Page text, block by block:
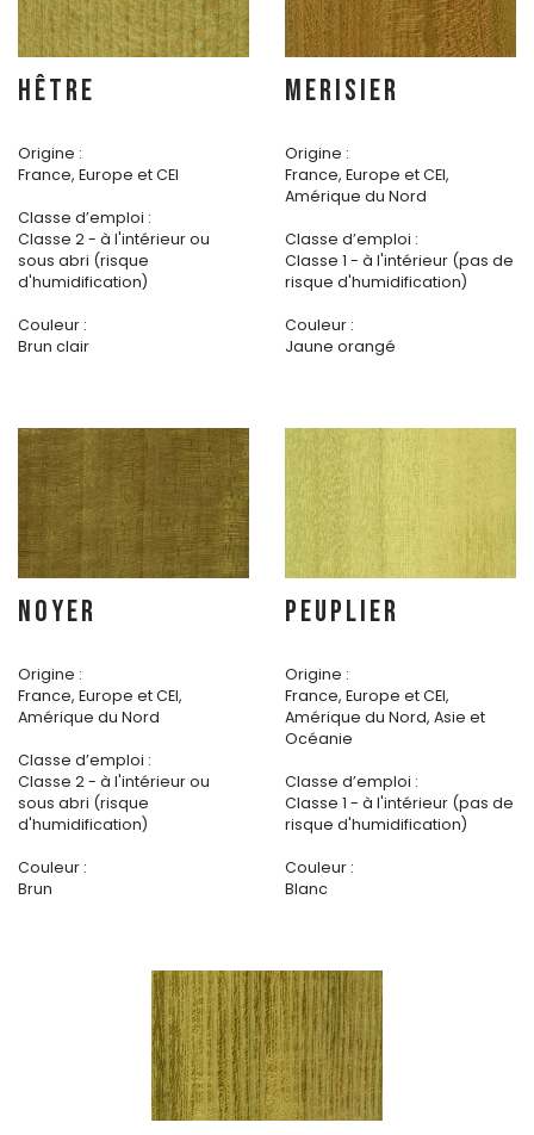
HÊTRE
Origine :
France, Europe et CEI
Classe d’emploi :
Classe 2 - à l'intérieur ou
sous abri (risque
d'humidification)
Couleur :
Brun clair
MERISIER
Origine :
France, Europe et CEI,
Amérique du Nord
Classe d’emploi :
Classe 1 - à l'intérieur (pas de
risque d'humidification)
Couleur :
Jaune orangé
NOYER
Origine :
France, Europe et CEI,
Amérique du Nord
Classe d’emploi :
Classe 2 - à l'intérieur ou
sous abri (risque
d'humidification)
Couleur :
Brun
PEUPLIER
Origine :
France, Europe et CEI,
Amérique du Nord, Asie et
Océanie
Classe d’emploi :
Classe 1 - à l'intérieur (pas de
risque d'humidification)
Couleur :
Blanc